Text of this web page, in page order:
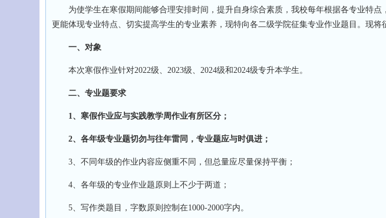
为使学生在寒假期间能够合理安排时间，提升自身综合素质，我校每年根据各专业特点
更能体现专业特点、切实提高学生的专业素养，现特向各二级学院征集专业作业题目。现将
一、对象
本次寒假作业针对2022级、2023级、2024级和2024级专升本学生。
二、专业题要求
1、寒假作业应与实践教学周作业有所区分；
2、各年级专业题切勿与往年雷同，专业题应与时俱进；
3、不同年级的作业内容应侧重不同，但总量应尽量保持平衡；
4、各年级的专业作业题原则上不少于两道；
5、写作类题目，字数原则控制在1000-2000字内。